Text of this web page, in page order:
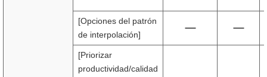
[Opciones del patrón
de interpolación]
[Priorizar
productividad/calidad